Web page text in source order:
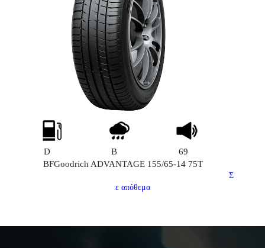
D B
69
BFGoodrich ADVANTAGE 155/65-14 75T
Σ
ε απόθεμα